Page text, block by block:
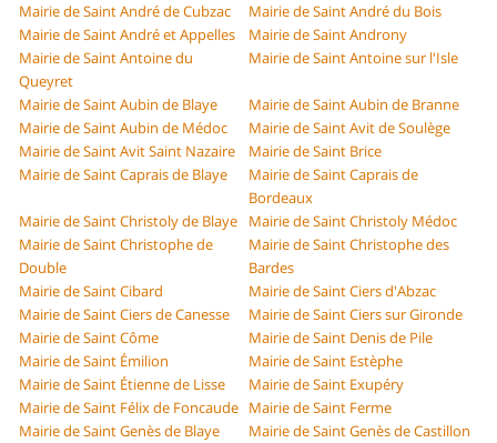
Mairie de Saint André de Cubzac
Mairie de Saint André du Bois
Mairie de Saint André et Appelles
Mairie de Saint Androny
Mairie de Saint Antoine du
Queyret
Mairie de Saint Antoine sur l'Isle
Mairie de Saint Aubin de Blaye
Mairie de Saint Aubin de Branne
Mairie de Saint Aubin de Médoc
Mairie de Saint Avit de Soulège
Mairie de Saint Avit Saint Nazaire
Mairie de Saint Brice
Mairie de Saint Caprais de Blaye
Mairie de Saint Caprais de
Bordeaux
Mairie de Saint Christoly de Blaye
Mairie de Saint Christoly Médoc
Mairie de Saint Christophe de
Double
Mairie de Saint Christophe des
Bardes
Mairie de Saint Cibard
Mairie de Saint Ciers d'Abzac
Mairie de Saint Ciers de Canesse
Mairie de Saint Ciers sur Gironde
Mairie de Saint Côme
Mairie de Saint Denis de Pile
Mairie de Saint Émilion
Mairie de Saint Estèphe
Mairie de Saint Étienne de Lisse
Mairie de Saint Exupéry
Mairie de Saint Félix de Foncaude Mairie de Saint Ferme
Mairie de Saint Genès de Blaye
Mairie de Saint Genès de Castillon